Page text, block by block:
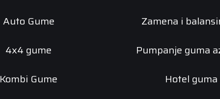
Auto Gume
4x4 gume
Kombi Gume
Zamena i
Pumpanje guma
Hotel guma